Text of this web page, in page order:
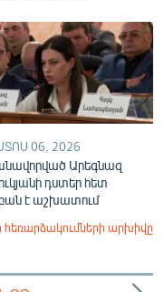
06, 2026
Արեգնազ
դստեր հետ
է աշխատում
հեռարձակումների արխիվը